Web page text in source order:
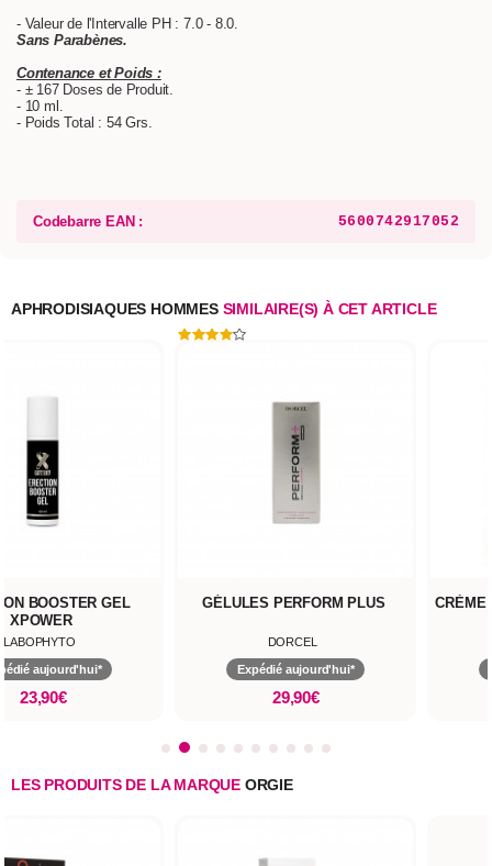
- Valeur de l'Intervalle PH : 7.0 - 8.0.
Sans Parabènes.
Contenance et Poids :
- ± 167 Doses de Produit.
- 10 ml.
- Poids Total : 54 Grs.
Codebarre EAN : 5600742917052
APHRODISIAQUES HOMMESSIMILAIRE(S) À CET ARTICLE
BOOSTER GEL
XPOWER
LABOPHYTO
aujourd'hui*
23,90€
GÉLULES PERFORM PLUS
DORCEL
Expédié aujourd'hui*
29,90€
CRÈME
LES PRODUITS DE LA MARQUE ORGIE